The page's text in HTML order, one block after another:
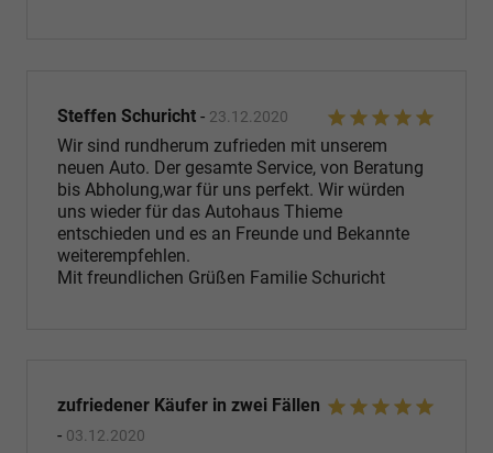
Steffen Schuricht - 23.12.2020
Wir sind rundherum zufrieden mit unserem
neuen Auto. Der gesamte Service, von Beratung
bis Abholung,war für uns perfekt. Wir würden
uns wieder für das Autohaus Thieme
entschieden und es an Freunde und Bekannte
weiterempfehlen.
Mit freundlichen Grüßen Familie Schuricht
zufriedener Käufer in zwei Fällen
- 03.12.2020